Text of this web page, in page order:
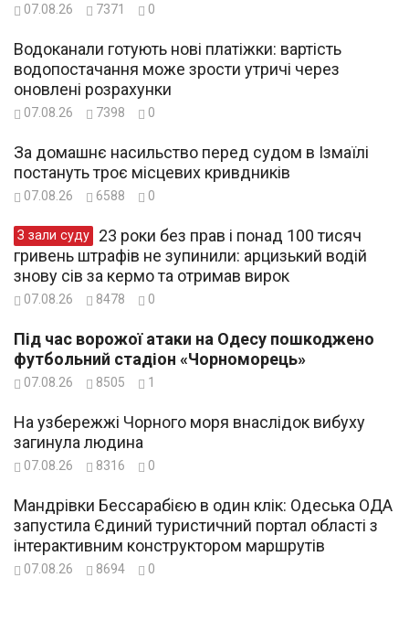
07.08.26 7371 0
Водоканали готують нові платіжки: вартість
водопостачання може зрости утричі через
оновлені розрахунки
07.08.26 7398 0
За домашнє насильство перед судом в Ізмаїлі
постануть троє місцевих кривдників
07.08.26 6588 0
З зали суду
гривень штрафів не зупинили: арцизький водій
знову сів за кермо та отримав вирок
07.08.26 8478 0
Під час ворожої атаки на Одесу пошкоджено
футбольний стадіон «Чорноморець»
07.08.26 8505 1
На узбережжі Чорного моря внаслідок вибуху
загинула людина
07.08.26 8316 0
Мандрівки Бессарабією в один клік: Одеська ОДА
запустила Єдиний туристичний портал області з
інтерактивним конструктором маршрутів
07.08.26 8694 0